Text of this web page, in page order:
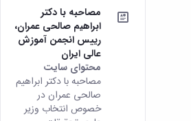
مصاحبه با دکتر
ابراهیم صالحی عمران،
رییس انجمن آموزش
عالی ایران
محتوای سایت
مصاحبه با دکتر ابراهیم
صالحی عمران در
خصوص انتخاب وزیر